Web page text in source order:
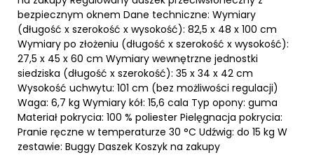
bezpiecznym oknem Dane techniczne: Wymiary
(długość x szerokość x wysokość): 82,5 x 48 x 100 cm
Wymiary po złożeniu (długość x szerokość x wysokość):
27,5 x 45 x 60 cm Wymiary wewnętrzne jednostki
siedziska (długość x szerokość): 35 x 34 x 42 cm
Wysokość uchwytu: 101 cm (bez możliwości regulacji)
Waga: 6,7 kg Wymiary kół: 15,6 cala Typ opony: guma
Materiał pokrycia: 100 % poliester Pielęgnacja pokrycia:
Pranie ręczne w temperaturze 30 °C Udźwig: do 15 kg W
zestawie: Buggy Daszek Koszyk na zakupy